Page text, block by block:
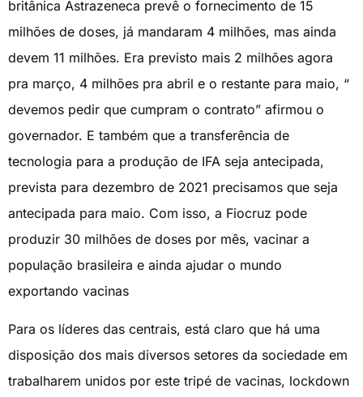
britânica Astrazeneca prevê o fornecimento de 15
milhões de doses, já mandaram 4 milhões, mas ainda
devem 11 milhões. Era previsto mais 2 milhões agora
pra março, 4 milhões pra abril e o restante para maio, “
devemos pedir que cumpram o contrato” afirmou o
governador. E também que a transferência de
tecnologia para a produção de IFA seja antecipada,
prevista para dezembro de 2021 precisamos que seja
antecipada para maio. Com isso, a Fiocruz pode
produzir 30 milhões de doses por mês, vacinar a
população brasileira e ainda ajudar o mundo
exportando vacinas
Para os líderes das centrais, está claro que há uma
disposição dos mais diversos setores da sociedade em
trabalharem unidos por este tripé de vacinas, lockdown